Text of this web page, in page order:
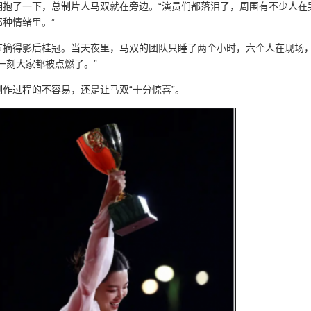
了一下，总制片人马双就在旁边。“演员们都落泪了，周围有不少人在
情绪里。”
摘得影后桂冠。当天夜里，马双的团队只睡了两个小时，六个人在现场
刻大家都被点燃了。”
过程的不容易，还是让马双“十分惊喜”。